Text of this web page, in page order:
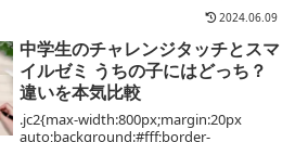
までの勉強方法から更にパワーアップす
る進研ゼミ中学講座のブレンディッド学
習の内容、受講方法や料金までわかりや
すく説明します。
2024.06.09
中学生のチャレンジタッチとスマ
イルゼミ うちの子にはどっち？
違いを本気比較
.jc2{max-width:800px;margin:20px
auto;background:#fff;border-